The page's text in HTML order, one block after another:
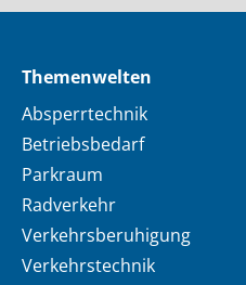
Themenwelten
Absperrtechnik
Betriebsbedarf
Parkraum
Radverkehr
Verkehrsberuhigung
Verkehrstechnik